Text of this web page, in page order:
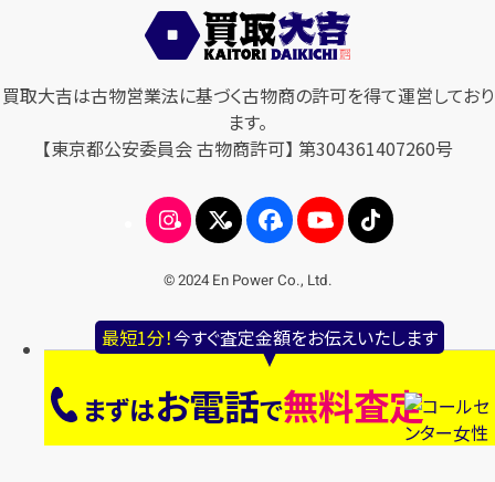
最短1分！今すぐ査定金額をお伝えいたします
まずはお電話で無料査定
買取大吉は古物営業法に基づく古物商の許可を得て運営しており
ます。
【東京都公安委員会 古物商許可】 第304361407260号
© 2024 En Power Co., Ltd.